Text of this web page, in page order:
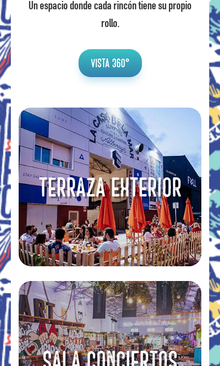
Un espacio donde cada rincón tiene su propio
rollo.
Vista 360°
TERRAZA EXTERIOR